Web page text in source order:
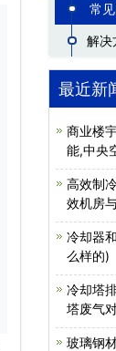
常
解决
最近新
商业楼
能,中央
高效制
效机房
冷却器
么样的)
冷却塔
塔废气
玻璃钢